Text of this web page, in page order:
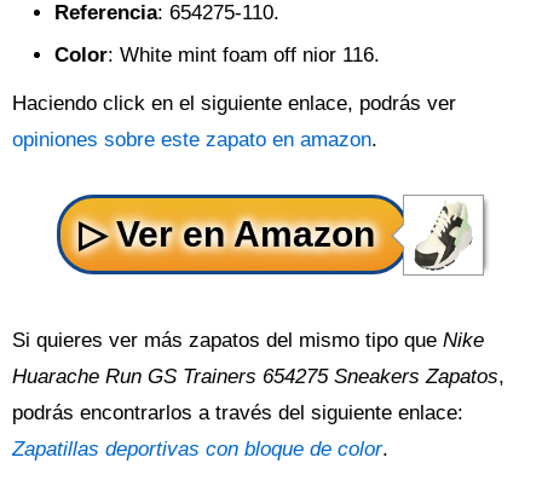
Referencia: 654275-110.
Color: White mint foam off nior 116.
Haciendo click en el siguiente enlace, podrás ver
opiniones sobre este zapato en amazon.
Si quieres ver más zapatos del mismo tipo que Nike
Huarache Run GS Trainers 654275 Sneakers Zapatos,
podrás encontrarlos a través del siguiente enlace:
Zapatillas deportivas con bloque de color.